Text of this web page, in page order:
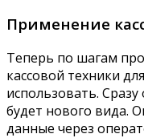
Применение
Теперь по шагам
кассовой техники
использовать. Сразу
будет нового вида.
данные через